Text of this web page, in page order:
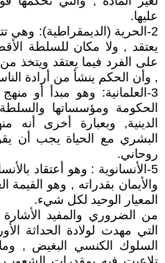
عليها.
2-الحرية (الديمقراطية): وهي
يعتقد , ولا مكان للسلطة
على الفرد فيما يعتقد ويتخذ
, وأن الحكم ينشأ من أرادة
3-العلمانية: وهو مبدأ أو
الحكومة ومؤسساتها
الدينية, وبعبارة أخرى
البشري مع الحياة يجب أن
روحاني.
5-الأنسانوية : وهو أعتقاد
والأيمان بقدراته , وهو القيمة
المعيار الوحيد لكل شيء.
من الضروري والمفيد
التي مهدت لولادة الحداثة
السلوك الكنسي البغيض ,